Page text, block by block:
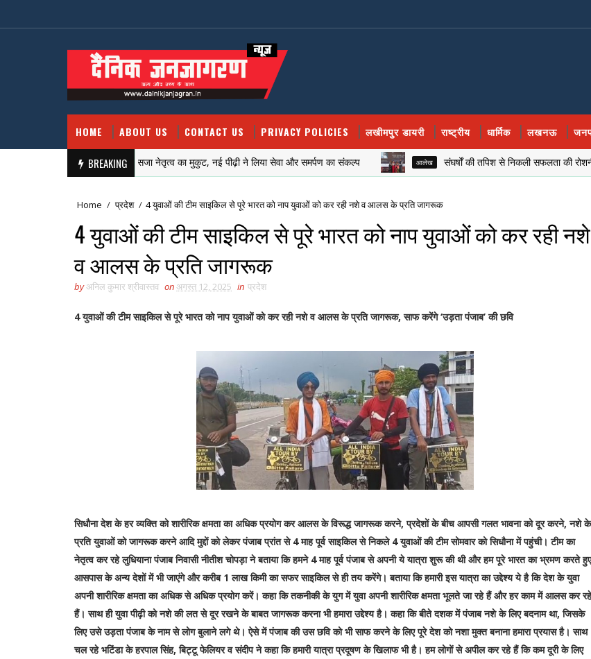
HOME ABOUT US CONTACT US PRIVACY POLICIES लखीमपुर डायरी राष्ट्रीय धार्मिक लखनऊ
BREAKING
सिटी मांटेसरी के आँगन में सजा नेतृत्व का मुकुट, नई पीढ़ी ने लिया सेवा और समर्पण का संकल्प आलेख संघर्षों की तपिश से निकली सफलता की रोशनी,
Home / प्रदेश / 4 युवाओं की टीम साइकिल से पूरे भारत को नाप युवाओं को कर रही नशे व आलस के प्रति जागरूक
4 युवाओं की टीम साइकिल से पूरे भारत को नाप युवाओं को कर रही नशे
व आलस के प्रति जागरूक
byअनिल कुमार श्रीवास्तव onअगस्त 12, 2025 in प्रदेश
4 युवाओं की टीम साइकिल से पूरे भारत को नाप युवाओं को कर रही नशे व आलस के प्रति जागरूक, साफ करेंगे ‘उड़ता पंजाब’ की छवि
सिधौना देश के हर व्यक्ति को शारीरिक क्षमता का अधिक प्रयोग कर आलस के विरूद्ध जागरूक करने, प्रदेशों के बीच आपसी गलत भावना को दूर करने, नशे के
प्रति युवाओं को जागरूक करने आदि मुद्दों को लेकर पंजाब प्रांत से 4 माह पूर्व साइकिल से निकले 4 युवाओं की टीम सोमवार को सिधौना में पहुंची। टीम का
नेतृत्व कर रहे लुधियाना पंजाब निवासी नीतीश चोपड़ा ने बताया कि हमने 4 माह पूर्व पंजाब से अपनी ये यात्रा शुरू की थी और हम पूरे भारत का भ्रमण करते हुए
आसपास के अन्य देशों में भी जाएंगे और करीब 1 लाख किमी का सफर साइकिल से ही तय करेंगे। बताया कि हमारी इस यात्रा का उद्देश्य ये है कि देश के युवा
अपनी शारीरिक क्षमता का अधिक से अधिक प्रयोग करें। कहा कि तकनीकी के युग में युवा अपनी शारीरिक क्षमता भूलते जा रहे हैं और हर काम में आलस कर रहे
हैं। साथ ही युवा पीढ़ी को नशे की लत से दूर रखने के बाबत जागरूक करना भी हमारा उद्देश्य है। कहा कि बीते दशक में पंजाब नशे के लिए बदनाम था, जिसके
लिए उसे उड़ता पंजाब के नाम से लोग बुलाने लगे थे। ऐसे में पंजाब की उस छवि को भी साफ करने के लिए पूरे देश को नशा मुक्त बनाना हमारा प्रयास है। साथ
चल रहे भटिंडा के हरपाल सिंह, बिट्टू फेलियर व संदीप ने कहा कि हमारी यात्रा प्रदूषण के खिलाफ भी है। हम लोगों से अपील कर रहे हैं कि कम दूरी के लिए